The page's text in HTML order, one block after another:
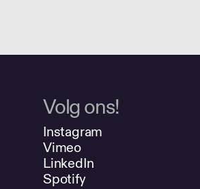
Volg ons!
Instagram
Vimeo
LinkedIn
Spotify